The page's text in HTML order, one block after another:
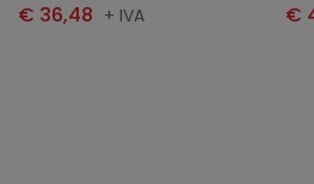
€ 36,48 + IVA €